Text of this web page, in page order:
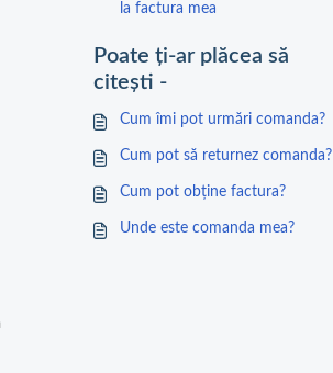
la factura mea
Poate ți-ar plăcea să
citești -
Cum îmi pot urmări comanda?
Cum pot să returnez comanda?
Cum pot obține factura?
Unde este comanda mea?